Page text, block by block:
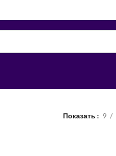
Показать 9